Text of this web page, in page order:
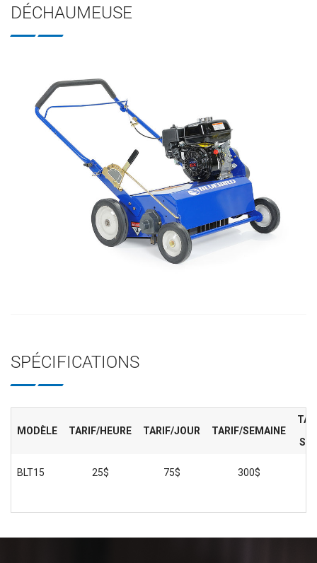
DÉCHAUMEUSE
SPÉCIFICATIONS
MODÈLE TARIF/HEURE TARIF/JOUR TARIF/SEMAINE
BLT15 25$ 75$ 300$